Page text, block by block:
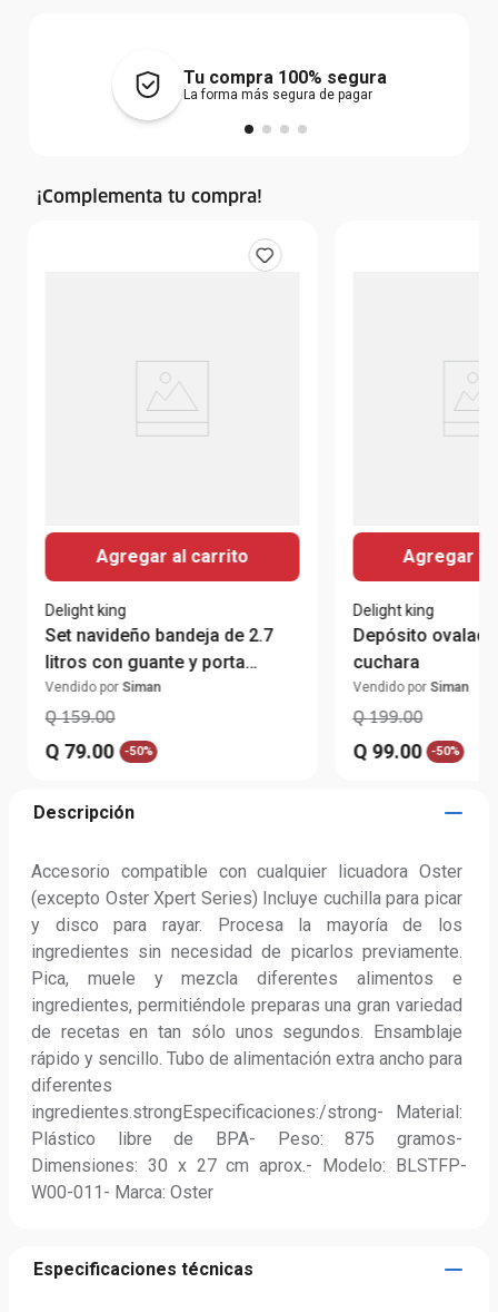
Tu compra 100% segura
La forma más segura de pagar
¡Complementa tu compra!
Agregar al carrito
Delight king
Set navideño bandeja de 2.7
litros con guante y porta
caliente
Vendido por Siman
Q 159.00
Q 79.00 -50%
Agregar
Delight king
Depósito
cuchara
Vendido por Siman
Q 199.00
Q 99.00 -50%
Descripción
Accesorio compatible con cualquier licuadora Oster
(excepto Oster Xpert Series) Incluye cuchilla para picar
y disco para rayar. Procesa la mayoría de los
ingredientes sin necesidad de picarlos previamente.
Pica, muele y mezcla diferentes alimentos e
ingredientes, permitiéndole preparas una gran variedad
de recetas en tan sólo unos segundos. Ensamblaje
rápido y sencillo. Tubo de alimentación extra ancho para
diferentes
ingredientes.strongEspecificaciones:/strong- Material:
Plástico libre de BPA- Peso: 875 gramos-
Dimensiones: 30 x 27 cm aprox.- Modelo: BLSTFP-
W00-011- Marca: Oster
Especificaciones técnicas